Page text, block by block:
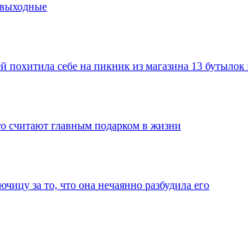
себе на пикник из магазина 13
считают главным подарком в жизни
за то, что она нечаянно разбудила его